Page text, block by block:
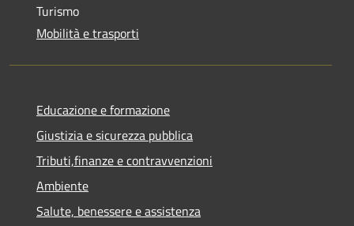
Turismo
Mobilità e trasporti
Educazione e formazione
Giustizia e sicurezza pubblica
Tributi,finanze e contravvenzioni
Ambiente
Salute, benessere e assistenza